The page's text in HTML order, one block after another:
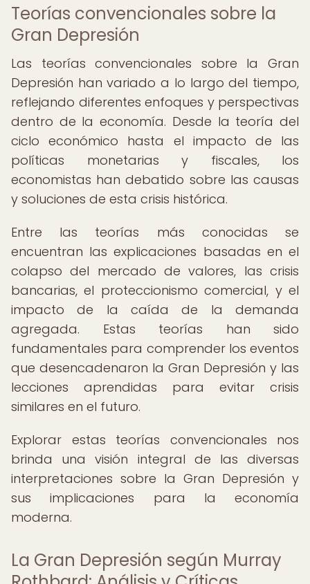
Teorías convencionales sobre la
Gran Depresión
Las teorías convencionales sobre la Gran
Depresión han variado a lo largo del tiempo,
reflejando diferentes enfoques y perspectivas
dentro de la economía. Desde la teoría del
ciclo económico hasta el impacto de las
políticas monetarias y fiscales, los
economistas han debatido sobre las causas
y soluciones de esta crisis histórica.
Entre las teorías más conocidas se
encuentran las explicaciones basadas en el
colapso del mercado de valores, las crisis
bancarias, el proteccionismo comercial, y el
impacto de la caída de la demanda
agregada. Estas teorías han sido
fundamentales para comprender los eventos
que desencadenaron la Gran Depresión y las
lecciones aprendidas para evitar crisis
similares en el futuro.
Explorar estas teorías convencionales nos
brinda una visión integral de las diversas
interpretaciones sobre la Gran Depresión y
sus implicaciones para la economía
moderna.
La Gran Depresión según Murray